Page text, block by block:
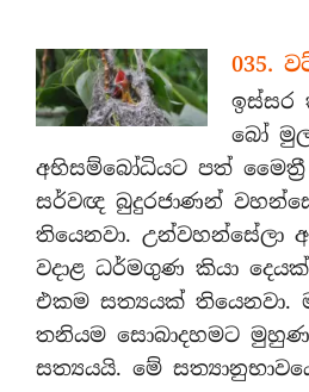
035.
ඉස්සර
බෝ
අභිසම්බෝධියට පත්
සර්වඥ බුදුරජාණන්
තියෙනවා. උන්වහන්සේලා
වදාළ ධර්මගුණ කියා
එකම සත්‍යයක් තියෙනවා.
තනියම සොබාදහමට
සත්‍යයයි. මේ